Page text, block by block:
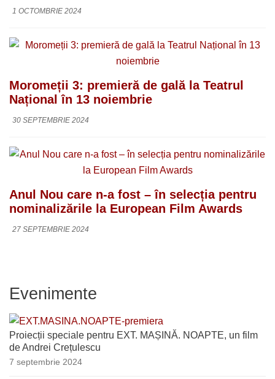
1 OCTOMBRIE 2024
Moromeții 3: premieră de gală la Teatrul
Național în 13 noiembrie
30 SEPTEMBRIE 2024
Anul Nou care n-a fost – în selecția pentru
nominalizările la European Film Awards
27 SEPTEMBRIE 2024
Evenimente
Proiecții speciale pentru EXT. MAȘINĂ. NOAPTE, un film
de Andrei Crețulescu
7 septembrie 2024